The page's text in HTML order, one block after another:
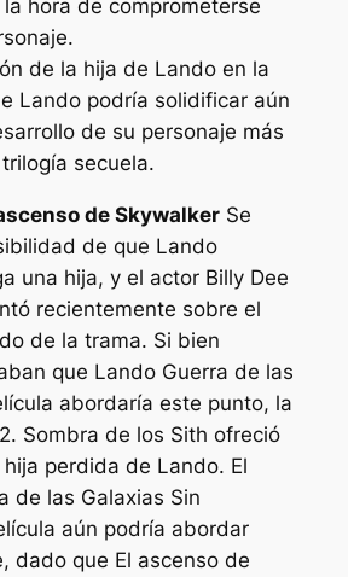
hora de comprometerse
de la hija de Lando en la
Lando podría solidificar aún
de su personaje más
secuela.
de SkywalkerSe
de que Lando
una hija, y el actor Billy Dee
recientemente sobre el
de la trama. Si bien
que Lando Guerra de las
abordaría este punto, la
Sombra de los Sith ofreció
perdida de Lando. El
de las Galaxias Sin
aún podría abordar
dado que El ascenso de